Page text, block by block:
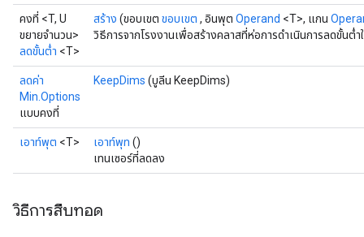
คงที่ <T, U
ขยายจำนวน>
ลดขั้นต่ำ <T>
สร้าง (ขอบเขต ขอบเขต , อินพุต Operand <T>, แกน
วิธีการจากโรงงานเพื่อสร้างคลาสที่ห่อการดำเนินการลดขั้นต่ำ
ลดค่า
Min.Options
แบบคงที่
KeepDims (บูลีน KeepDims)
เอาท์พุต <T> เอาท์พุท ()
เทนเซอร์ที่ลดลง
วิธีการสืบทอด